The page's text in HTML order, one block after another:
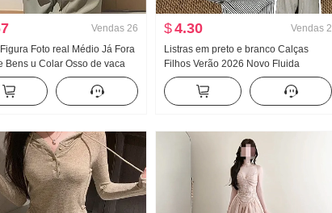
Vendas 26
Foto real Médio Já Fora
Bens u Colar Osso de vaca
Caracteres de trabalho Regata
ombro Largura Pernas
no chão Esporte Calça
$4.30 Vendas 2
Listras em preto e branco Calças
Filhos Verão 2026 Novo Fluida
Pingente Sentido Velho Dinheiro
Vento Calças Para pessoas baixas
Descontraído Vento Calças de perna